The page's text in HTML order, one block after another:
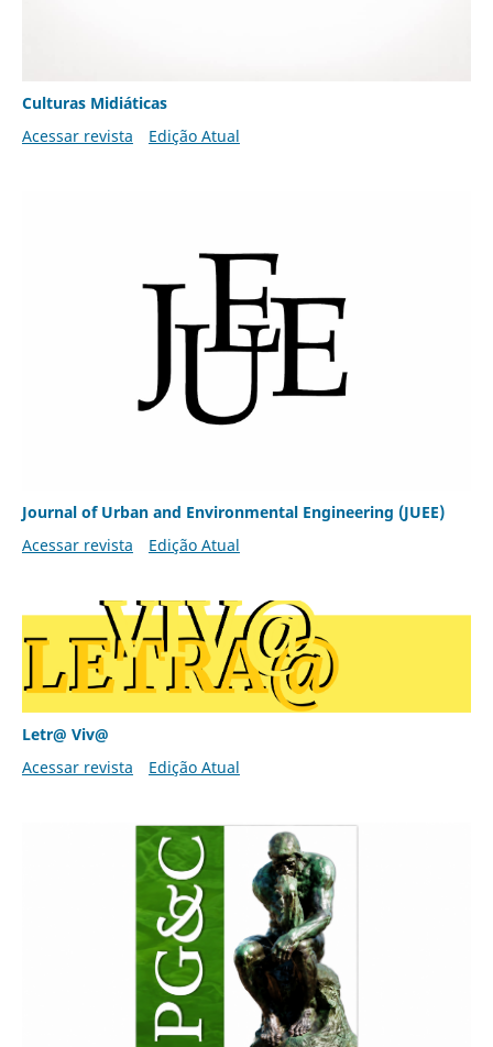
Culturas Midiáticas
Acessar revista
Edição Atual
Journal of Urban and Environmental Engineering (JUEE)
Acessar revista
Edição Atual
Letr@ Viv@
Acessar revista
Edição Atual